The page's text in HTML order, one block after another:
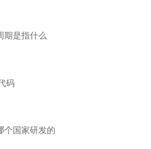
期是指什么
码
个国家研发的